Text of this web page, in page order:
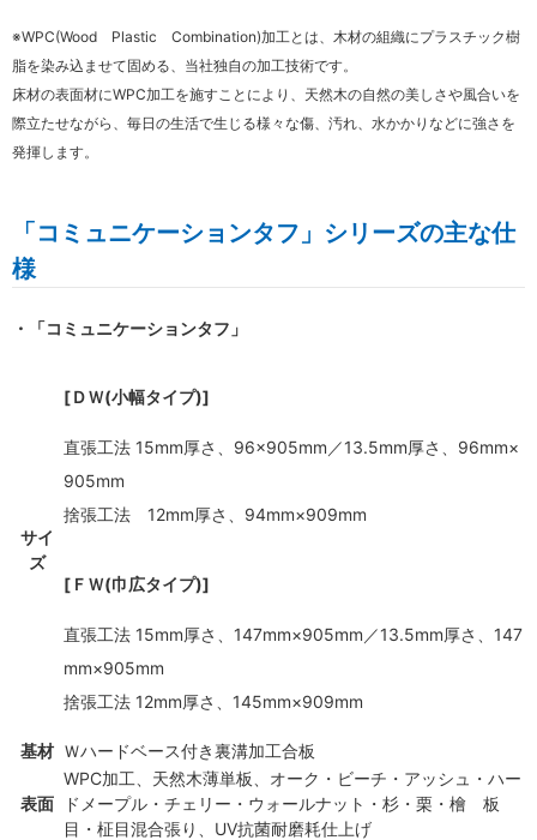
※WPC(Wood Plastic Combination)加工とは、木材の組織にプラスチック樹
脂を染み込ませて固める、当社独自の加工技術です。
床材の表面材にWPC加工を施すことにより、天然木の自然の美しさや風合いを
際立たせながら、毎日の生活で生じる様々な傷、汚れ、水かかりなどに強さを
発揮します。
「コミュニケーションタフ」シリーズの主な仕
様
・「コミュニケーションタフ」
サイ
ズ
[ＤＷ(小幅タイプ)]
直張工法 15mm厚さ、96×905mm／13.5mm厚さ、96mm×
905mm
捨張工法 12mm厚さ、94mm×909mm
[ＦＷ(巾広タイプ)]
直張工法 15mm厚さ、147mm×905mm／13.5mm厚さ、147
mm×905mm
捨張工法 12mm厚さ、145mm×909mm
基材 Ｗハードベース付き裏溝加工合板
表面
WPC加工、天然木薄単板、オーク・ビーチ・アッシュ・ハー
ドメープル・チェリー・ウォールナット・杉・栗・檜 板
目・柾目混合張り、UV抗菌耐磨耗仕上げ